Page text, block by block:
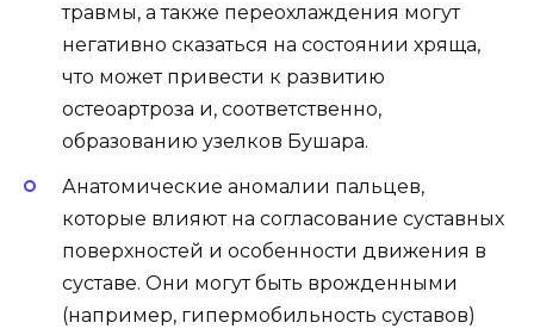
травмы, а также переохлаждения могут
негативно сказаться на состоянии хряща,
что может привести к развитию
остеоартроза и, соответственно,
образованию узелков Бушара.
Анатомические аномалии пальцев,
которые влияют на согласование суставных
поверхностей и особенности движения в
суставе. Они могут быть врожденными
(например, гипермобильность суставов)